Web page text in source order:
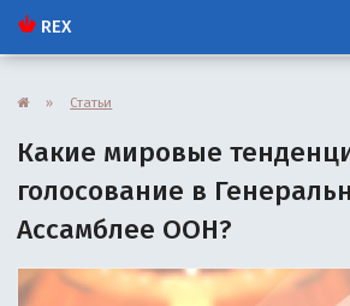
REX
» Статьи
Какие мировые
голосование в
Ассамблее ООН?